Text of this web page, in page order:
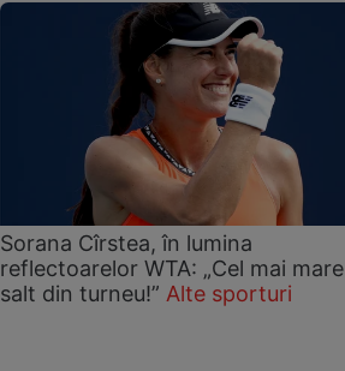
Sorana Cîrstea, în lumina
reflectoarelor WTA: „Cel mai mare
salt din turneu!” Alte sporturi